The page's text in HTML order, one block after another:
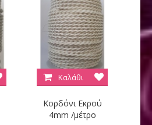
Κορδόνι Εκρού
4mm /μέτρο
Καλάθι